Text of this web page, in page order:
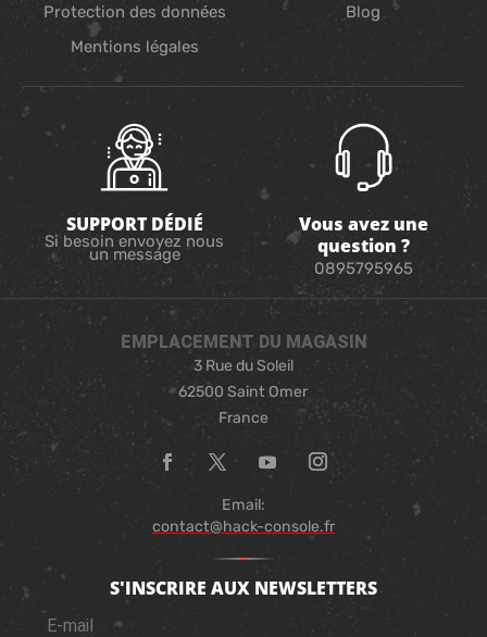
Protection des données
Mentions légales
Blog
SUPPORT DÉDIÉ
Si besoin envoyez nous
un message
Vous avez une
question ?
0895795965
EMPLACEMENT DU MAGASIN
3 Rue du Soleil
62500 Saint Omer
France
Email:
contact@hack-console.fr
S'INSCRIRE AUX NEWSLETTERS